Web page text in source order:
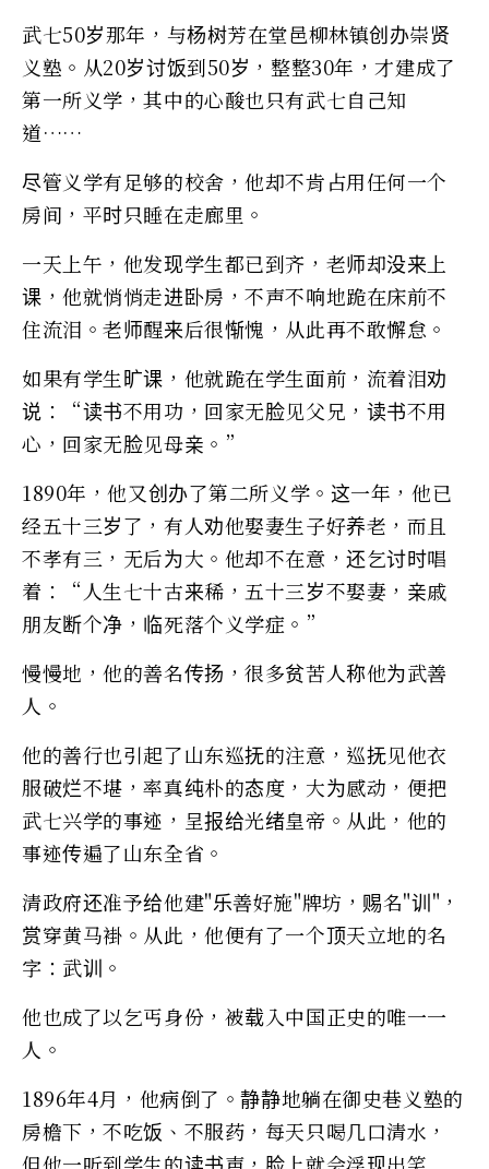
武七50岁那年，与杨树芳在堂邑柳林镇创办崇贤
义塾。从20岁讨饭到50岁，整整30年，才建成了
第一所义学，其中的心酸也只有武七自己知
道……
尽管义学有足够的校舍，他却不肯占用任何一个
房间，平时只睡在走廊里。
一天上午，他发现学生都已到齐，老师却没来上
课，他就悄悄走进卧房，不声不响地跪在床前不
住流泪。老师醒来后很惭愧，从此再不敢懈怠。
如果有学生旷课，他就跪在学生面前，流着泪劝
说：“读书不用功，回家无脸见父兄，读书不用
心，回家无脸见母亲。”
1890年，他又创办了第二所义学。这一年，他已
经五十三岁了，有人劝他娶妻生子好养老，而且
不孝有三，无后为大。他却不在意，还乞讨时唱
着：“人生七十古来稀，五十三岁不娶妻，亲戚
朋友断个净，临死落个义学症。”
慢慢地，他的善名传扬，很多贫苦人称他为武善
人。
他的善行也引起了山东巡抚的注意，巡抚见他衣
服破烂不堪，率真纯朴的态度，大为感动，便把
武七兴学的事迹，呈报给光绪皇帝。从此，他的
事迹传遍了山东全省。
清政府还准予给他建"乐善好施"牌坊，赐名"训"，
赏穿黄马褂。从此，他便有了一个顶天立地的名
字：武训。
他也成了以乞丐身份，被载入中国正史的唯一一
人。
1896年4月，他病倒了。静静地躺在御史巷义塾的
房檐下，不吃饭、不服药，每天只喝几口清水，
但他一听到学生的读书声，脸上就会浮现出笑